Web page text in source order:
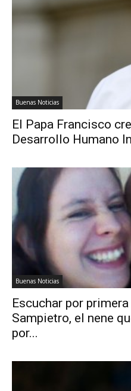
Buenas Noticias
El Papa Francisco
Desarrollo Humano
Buenas Noticias
Escuchar por
Sampietro, el nene
por...